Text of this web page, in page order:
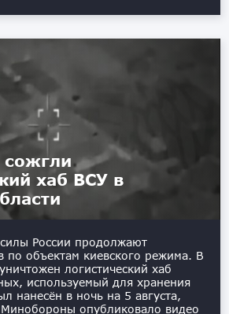
хаб ВСУ в
России продолжают
по объектам киевского режима. В
логистический хаб
используемый для хранения
нанесён в ночь на 5 августа,
Минобороны опубликовало видео